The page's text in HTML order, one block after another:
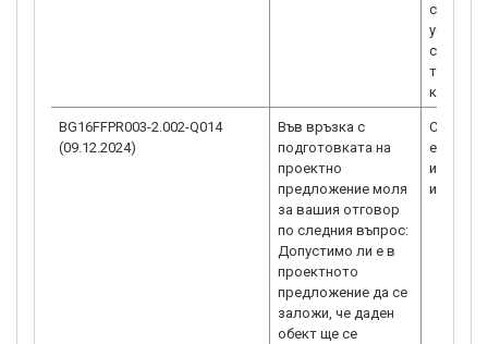
т.16.1.3.
BG16FFPR003-2.002-Q014
(09.12.2024)
Във връзка с
подготовката на
проектно
предложение моля
за вашия отговор
по следния въпрос:
Допустимо ли е в
проектното
предложение да се
заложи, че даден
обект ще се
е